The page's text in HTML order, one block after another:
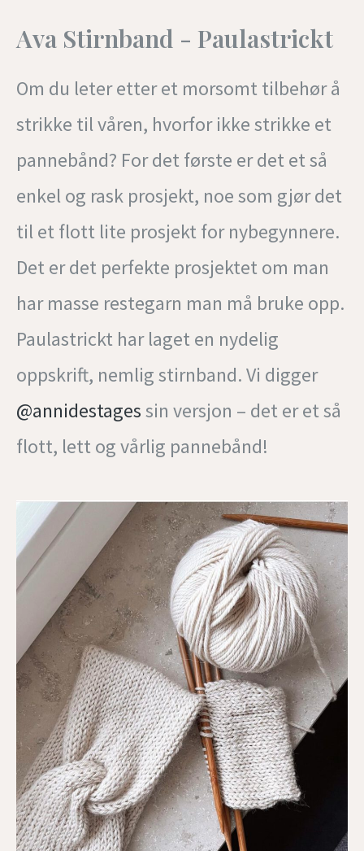
Ava Stirnband - Paulastrickt
Om du leter etter et morsomt tilbehør å
strikke til våren, hvorfor ikke strikke et
pannebånd? For det første er det et så
enkel og rask prosjekt, noe som gjør det
til et flott lite prosjekt for nybegynnere.
Det er det perfekte prosjektet om man
har masse restegarn man må bruke opp.
Paulastrickt har laget en nydelig
oppskrift, nemlig stirnband. Vi digger
@annidestagessin versjon – det er et så
flott, lett og vårlig pannebånd!